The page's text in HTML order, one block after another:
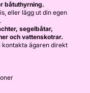
båtuthyrning.
eller lägg ut din egen
segelbåtar,
och vattenskotrar.
kontakta ägaren direkt